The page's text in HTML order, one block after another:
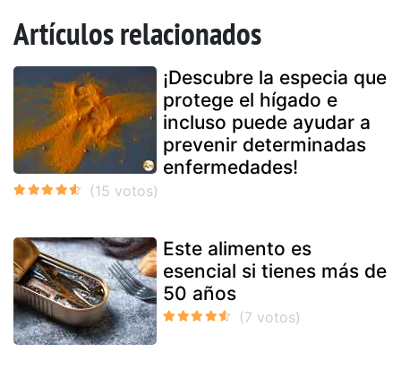
Artículos relacionados
¡Descubre la especia que
protege el hígado e
incluso puede ayudar a
prevenir determinadas
enfermedades!
Este alimento es
esencial si tienes más de
50 años